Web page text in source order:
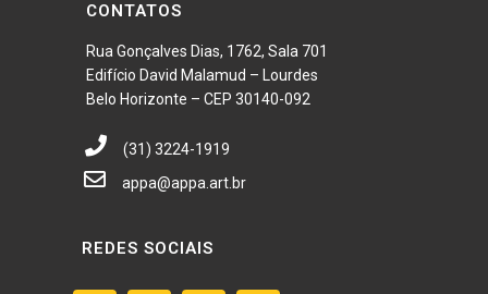
CONTATOS
Rua Gonçalves Dias, 1762, Sala 701
Edifício David Malamud – Lourdes
Belo Horizonte – CEP 30140-092
(31) 3224-1919
appa@appa.art.br
REDES SOCIAIS